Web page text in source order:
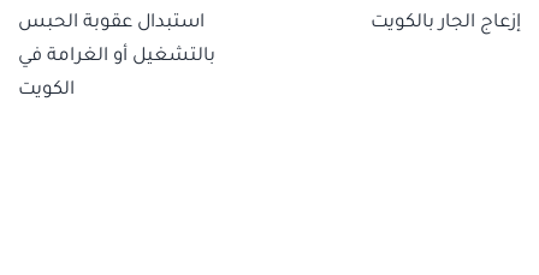
إزعاج الجار بالكويت
استبدال عقوبة الحبس
بالتشغيل أو الغرامة في
الكويت